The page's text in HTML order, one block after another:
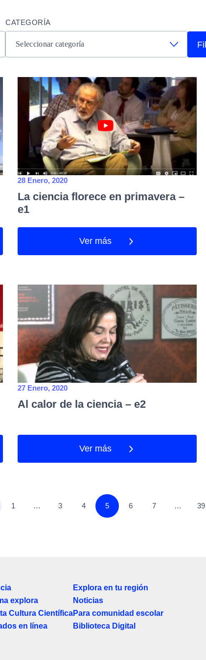
CATEGORÍA
28 Enero, 2020
La ciencia florece en primavera –
e1
Ver más
27 Enero, 2020
Al calor de la ciencia – e2
Ver más
1 … 3 4 5 6 7 … 39
explora
Cultura Científica
en línea
Explora en tu región
Noticias
Para comunidad escolar
Biblioteca Digital